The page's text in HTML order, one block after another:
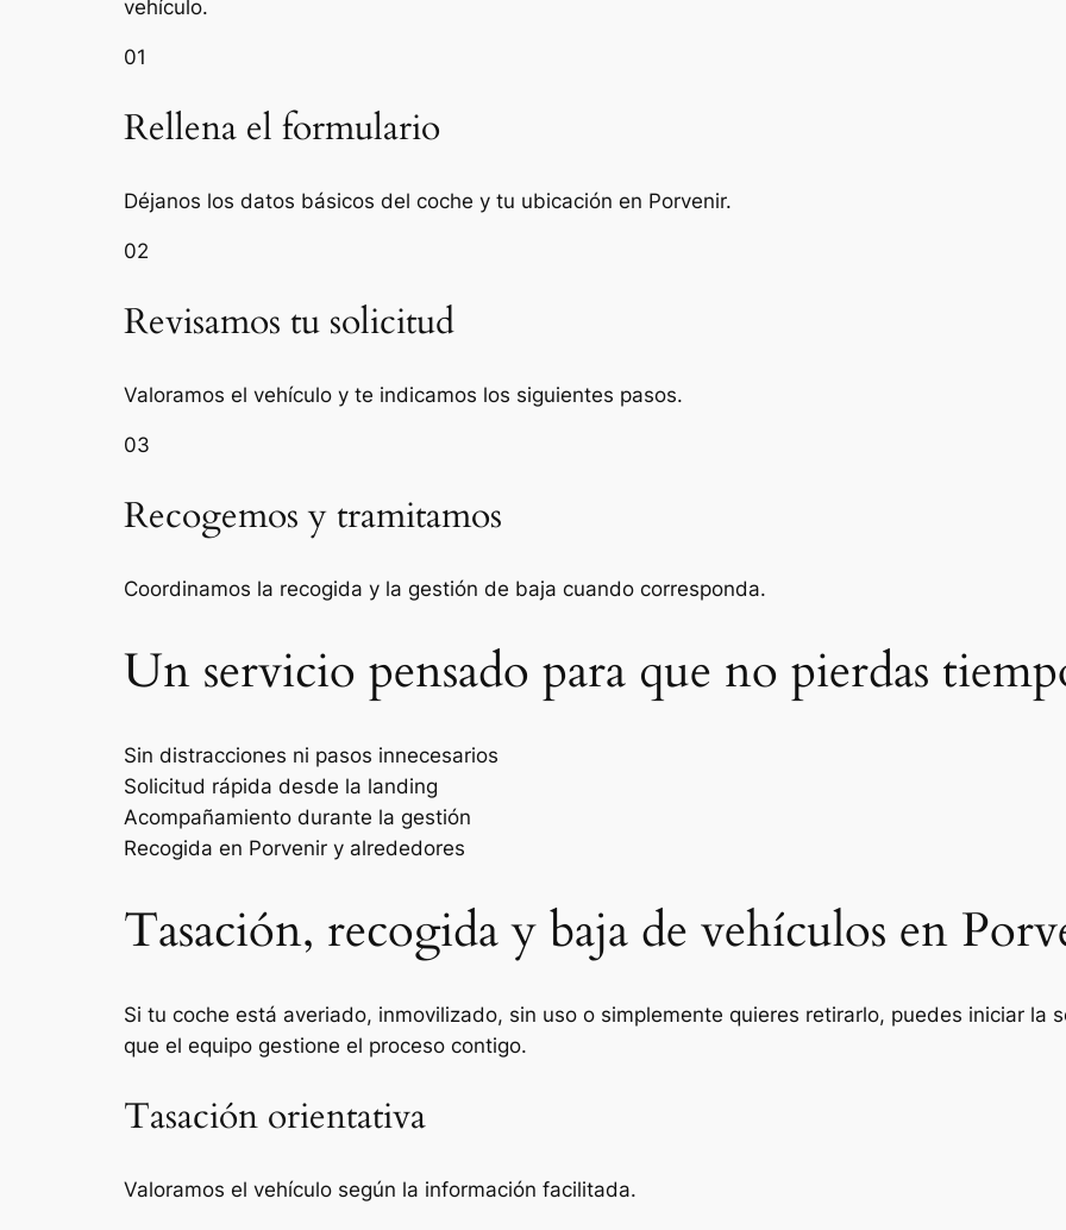
vehículo.
01
Rellena el formulario
Déjanos los datos básicos del coche y tu ubicación en Porvenir.
02
Revisamos tu solicitud
Valoramos el vehículo y te indicamos los siguientes pasos.
03
Recogemos y tramitamos
Coordinamos la recogida y la gestión de baja cuando corresponda.
Un servicio pensado para que no pierdas
Sin distracciones ni pasos innecesarios
Solicitud rápida desde la landing
Acompañamiento durante la gestión
Recogida en Porvenir y alrededores
Tasación, recogida y baja de vehículos en
Si tu coche está averiado, inmovilizado, sin uso o simplemente quieres retirarlo, puedes iniciar la
que el equipo gestione el proceso contigo.
Tasación orientativa
Valoramos el vehículo según la información facilitada.